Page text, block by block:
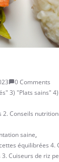
0 Comments
3) "Plats sains"
Conseils
saine,
équilibrées
Cuiseurs de riz